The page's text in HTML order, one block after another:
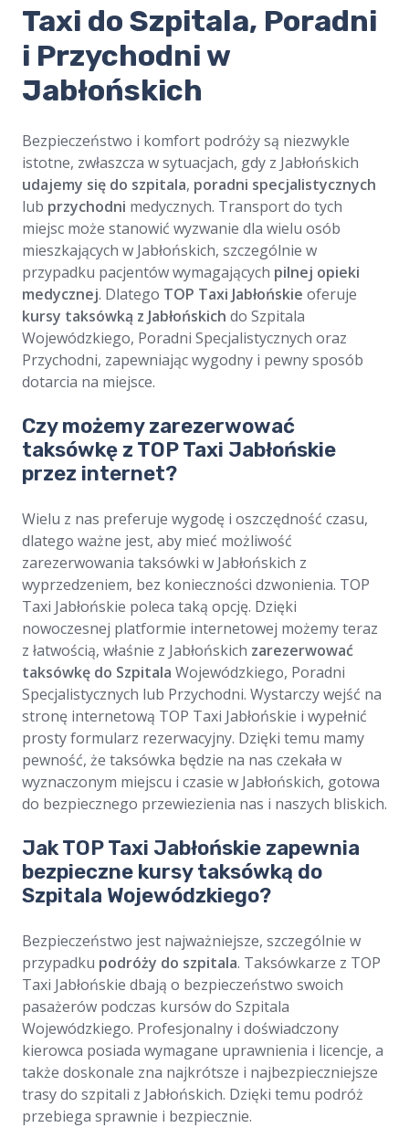
​​Taxi do Szpitala, Poradni
i Przychodni w
Jabłońskich
Bezpieczeństwo i komfort podróży są niezwykle
istotne, zwłaszcza w sytuacjach, gdy z Jabłońskich
udajemy się do szpitala, poradni specjalistycznych
lub przychodni medycznych. Transport do tych
miejsc może stanowić wyzwanie dla wielu osób
mieszkających w Jabłońskich, szczególnie w
przypadku pacjentów wymagających pilnej opieki
medycznej. Dlatego TOP Taxi Jabłońskie oferuje
kursy taksówką z Jabłońskich do Szpitala
Wojewódzkiego, Poradni Specjalistycznych oraz
Przychodni, zapewniając wygodny i pewny sposób
dotarcia na miejsce.
Czy możemy zarezerwować
taksówkę z TOP Taxi Jabłońskie
przez internet?
Wielu z nas preferuje wygodę i oszczędność czasu,
dlatego ważne jest, aby mieć możliwość
zarezerwowania taksówki w Jabłońskich z
wyprzedzeniem, bez konieczności dzwonienia. TOP
Taxi Jabłońskie poleca taką opcję. Dzięki
nowoczesnej platformie internetowej możemy teraz
z łatwością, właśnie z Jabłońskich zarezerwować
taksówkę do Szpitala Wojewódzkiego, Poradni
Specjalistycznych lub Przychodni. Wystarczy wejść na
stronę internetową TOP Taxi Jabłońskie i wypełnić
prosty formularz rezerwacyjny. Dzięki temu mamy
pewność, że taksówka będzie na nas czekała w
wyznaczonym miejscu i czasie w Jabłońskich, gotowa
do bezpiecznego przewiezienia nas i naszych bliskich.
Jak TOP Taxi Jabłońskie zapewnia
bezpieczne kursy taksówką do
Szpitala Wojewódzkiego?
Bezpieczeństwo jest najważniejsze, szczególnie w
przypadku podróży do szpitala. Taksówkarze z TOP
Taxi Jabłońskie dbają o bezpieczeństwo swoich
pasażerów podczas kursów do Szpitala
Wojewódzkiego. Profesjonalny i doświadczony
kierowca posiada wymagane uprawnienia i licencje, a
także doskonale zna najkrótsze i najbezpieczniejsze
trasy do szpitali z Jabłońskich. Dzięki temu podróż
przebiega sprawnie i bezpiecznie.